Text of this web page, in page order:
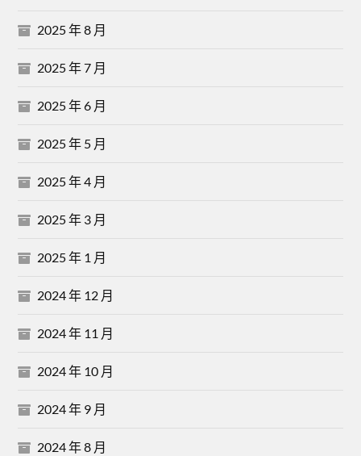
2025 年 8 月
2025 年 7 月
2025 年 6 月
2025 年 5 月
2025 年 4 月
2025 年 3 月
2025 年 1 月
2024 年 12 月
2024 年 11 月
2024 年 10 月
2024 年 9 月
2024 年 8 月